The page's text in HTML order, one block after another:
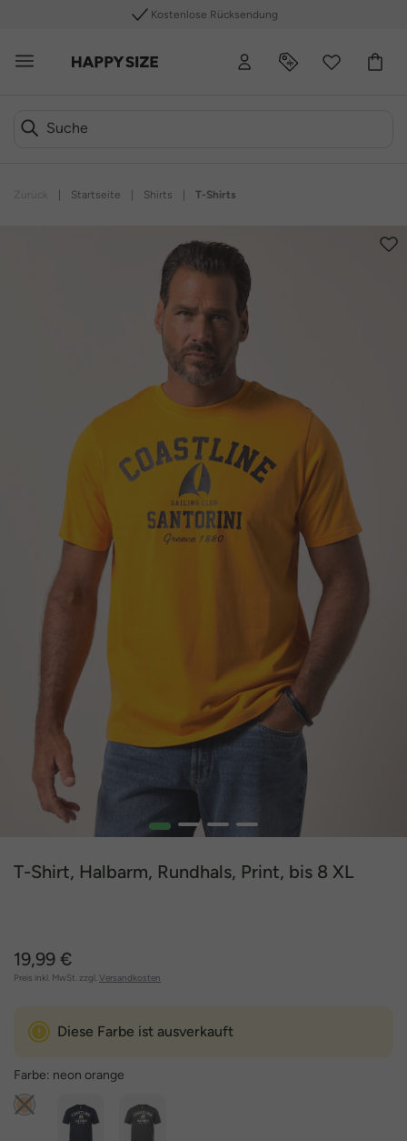
Kostenlose Rücksendung
Startseite Shirts T-Shirts
1 2 3 4
T-Shirt, Halbarm, Rundhals, Print, bis 8 XL
19,99 €
Preis inkl. MwSt. zzgl. Versandkosten
Diese Farbe ist ausverkauft
Farbe: neon orange